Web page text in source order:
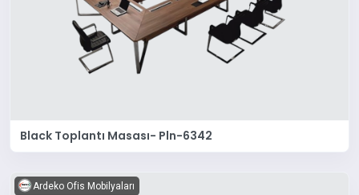
Black Toplantı Masası- Pln-6342
Ardeko Ofis Mobilyaları